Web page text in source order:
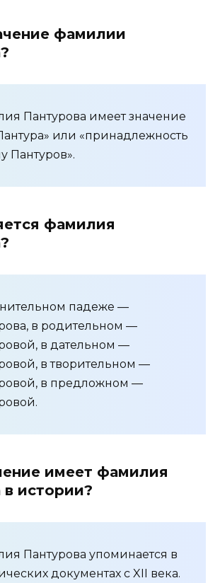
фамилии
Пантурова имеет значение
или «принадлежность
Пантуров».
фамилия
падеже —
в родительном —
в дательном —
в творительном —
в предложном —
имеет фамилия
в истории?
Пантурова упоминается в
документах с XII века.